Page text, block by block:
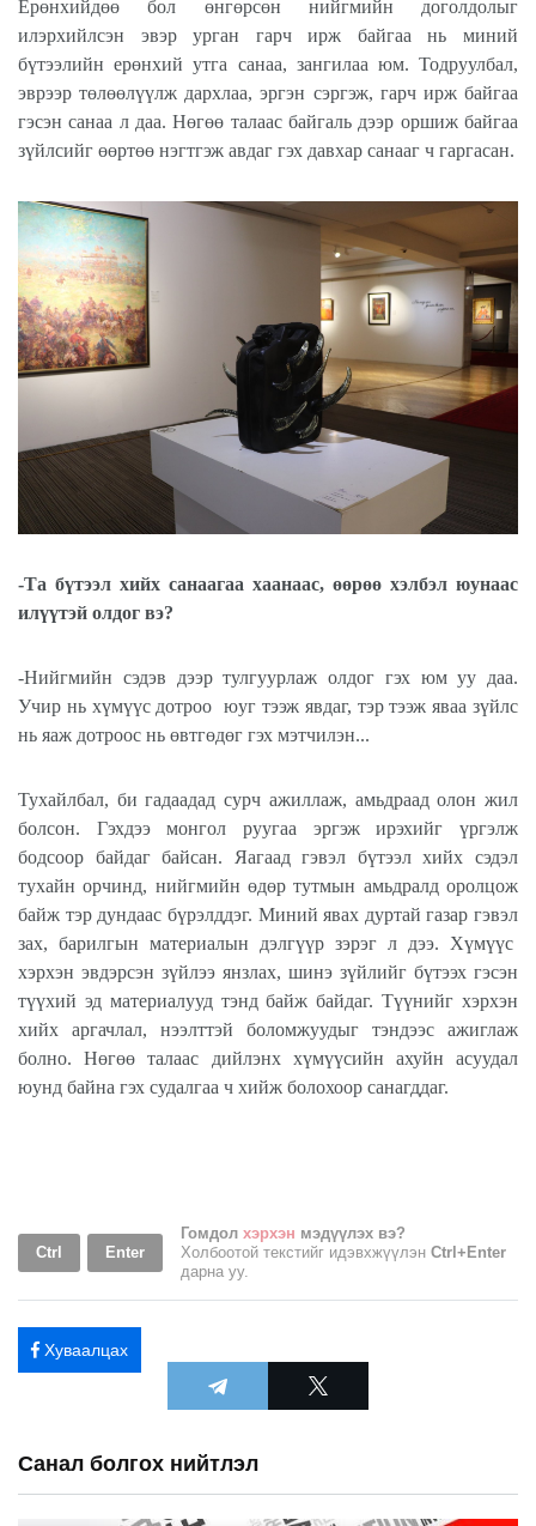
Ерөнхийдөө бол өнгөрсөн нийгмийн доголдолыг
илэрхийлсэн эвэр урган гарч ирж байгаа нь миний
бүтээлийн ерөнхий утга санаа, зангилаа юм. Тодруулбал,
эврээр төлөөлүүлж дархлаа, эргэн сэргэж, гарч ирж байгаа
гэсэн санаа л даа. Нөгөө талаас байгаль дээр оршиж байгаа
зүйлсийг өөртөө нэгтгэж авдаг гэх давхар санааг ч гаргасан.
-Та бүтээл хийх санаагаа хаанаас, өөрөө хэлбэл юунаас
илүүтэй олдог вэ?
-Нийгмийн сэдэв дээр тулгуурлаж олдог гэх юм уу даа.
Учир нь хүмүүс дотроо юуг тээж явдаг, тэр тээж яваа зүйлс
нь яаж дотроос нь өвтгөдөг гэх мэтчилэн...
Тухайлбал, би гадаадад сурч ажиллаж, амьдраад олон жил
болсон. Гэхдээ монгол руугаа эргэж ирэхийг үргэлж
бодсоор байдаг байсан. Яагаад гэвэл бүтээл хийх сэдэл
тухайн орчинд, нийгмийн өдөр тутмын амьдралд оролцож
байж тэр дундаас бүрэлддэг. Миний явах дуртай газар гэвэл
зах, барилгын материалын дэлгүүр зэрэг л дээ. Хүмүүс
хэрхэн эвдэрсэн зүйлээ янзлах, шинэ зүйлийг бүтээх гэсэн
түүхий эд материалууд тэнд байж байдаг. Түүнийг хэрхэн
хийх аргачлал, нээлттэй боломжуудыг тэндээс ажиглаж
болно. Нөгөө талаас дийлэнх хүмүүсийн ахуйн асуудал
юунд байна гэх судалгаа ч хийж болохоор санагддаг.
Ctrl Enter
Гомдол хэрхэн мэдүүлэх вэ?
Холбоотой текстийг идэвхжүүлэн Ctrl+Enter
дарна уу.
Хуваалцах
Санал болгох нийтлэл